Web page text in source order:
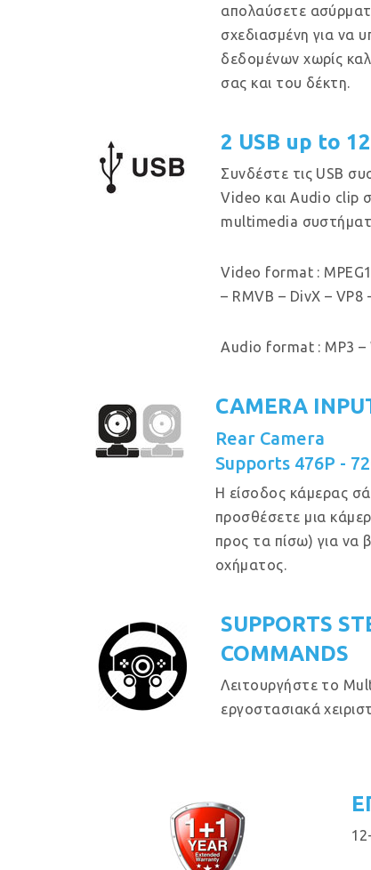
απολαύσετε
σχεδιασμένη για να
δεδομένων χωρίς
σας και του δέκτη.
2 USB up to
Συνδέστε τις USB
Video και Audio clip
multimedia
Video format :
– RMVB – DivX – VP8
Audio format : MP3 –
CAMERA
Rear Camera
Supports 476P -
Η είσοδος κάμερας
προσθέσετε μια
προς τα πίσω) για να
οχήματος.
SUPPORTS
COMMANDS
Λειτουργήστε το
εργοστασιακά